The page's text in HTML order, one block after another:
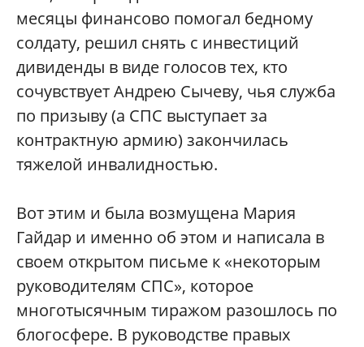
месяцы финансово помогал бедному
солдату, решил снять с инвестиций
дивиденды в виде голосов тех, кто
сочувствует Андрею Сычеву, чья служба
по призыву (а СПС выступает за
контрактную армию) закончилась
тяжелой инвалидностью.
Вот этим и была возмущена Мария
Гайдар и именно об этом и написала в
своем открытом письме к «некоторым
руководителям СПС», которое
многотысячным тиражом разошлось по
блогосфере. В руководстве правых